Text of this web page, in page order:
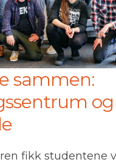
sammen:
og
fikk studentene